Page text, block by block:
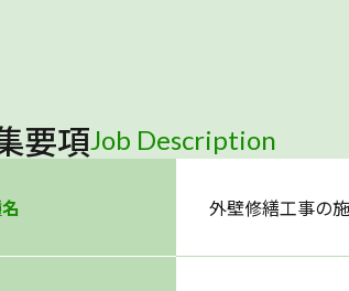
要項Job Description
外壁修繕工事の